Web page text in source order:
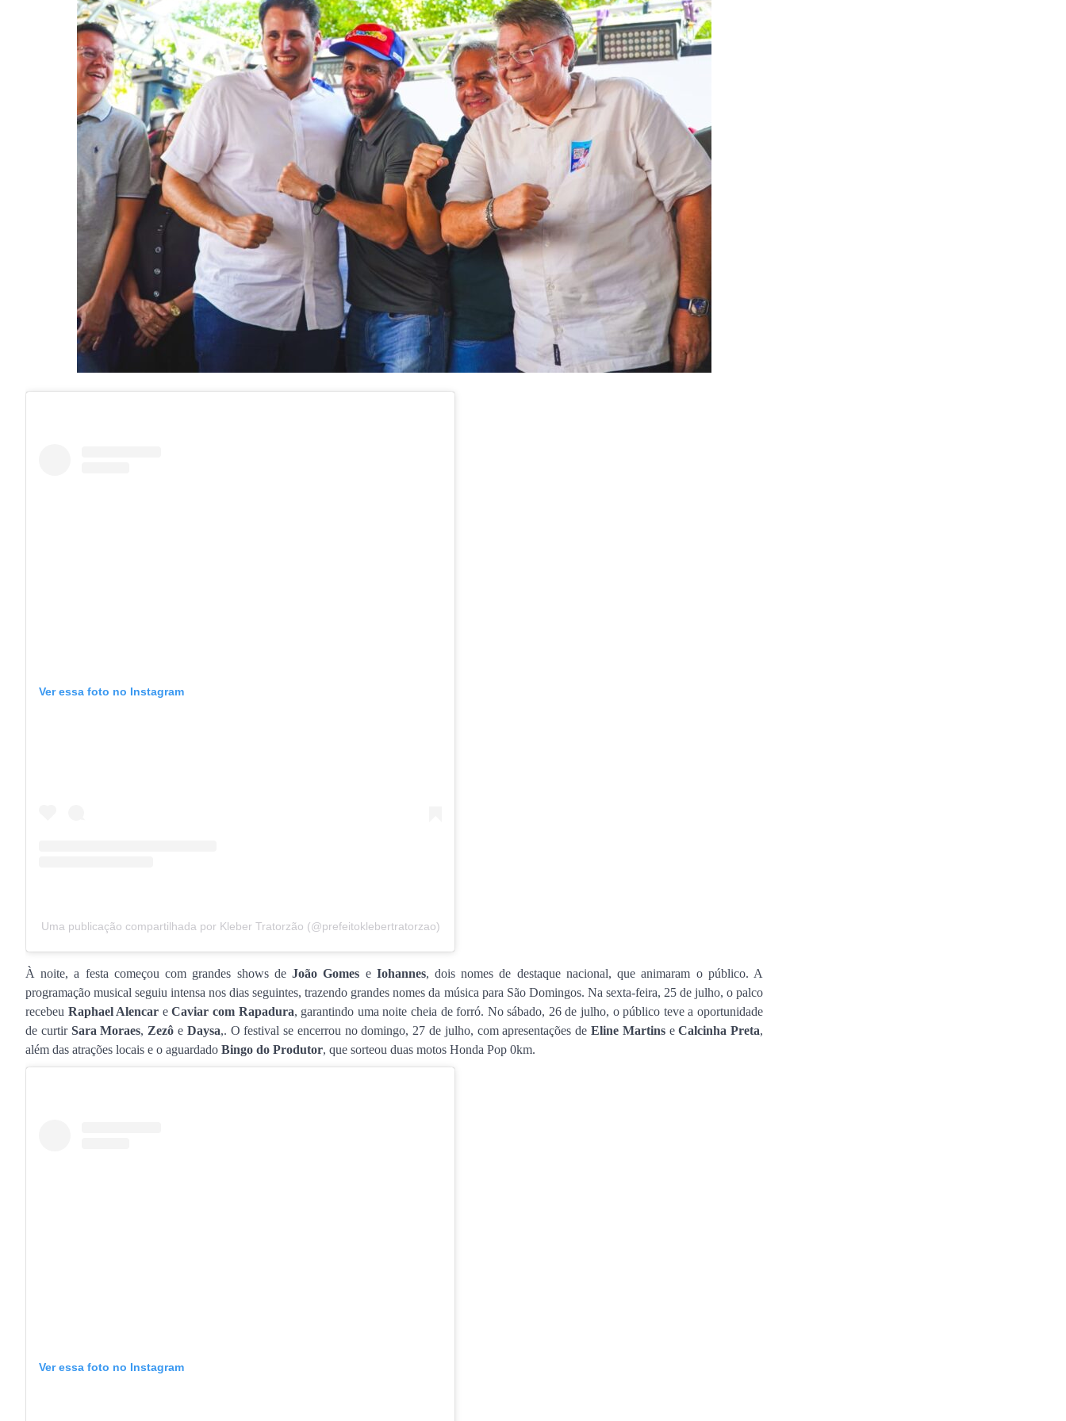
Ver essa foto no Instagram
Uma publicação compartilhada por Kleber Tratorzão (@prefeitoklebertratorzao)
À noite, a festa começou com grandes shows deJoão Gomes e Iohannes, dois nomes de destaque nacional, que animaram o público. A
programação musical seguiu intensa nos dias seguintes, trazendo grandes nomes da música para São Domingos. Na sexta-feira, 25 de julho, o palco
recebeu Raphael Alencar eCaviar com Rapadura, garantindo uma noite cheia de forró. No sábado, 26 de julho, o público teve a oportunidade
de curtir Sara Moraes, Zezô e Daysa,. O festival se encerrou no domingo, 27 de julho, com apresentações de Eline MartinseCalcinha Preta,
além das atrações locais e o aguardado Bingo do Produtor, que sorteou duas motos Honda Pop 0km.
Ver essa foto no Instagram